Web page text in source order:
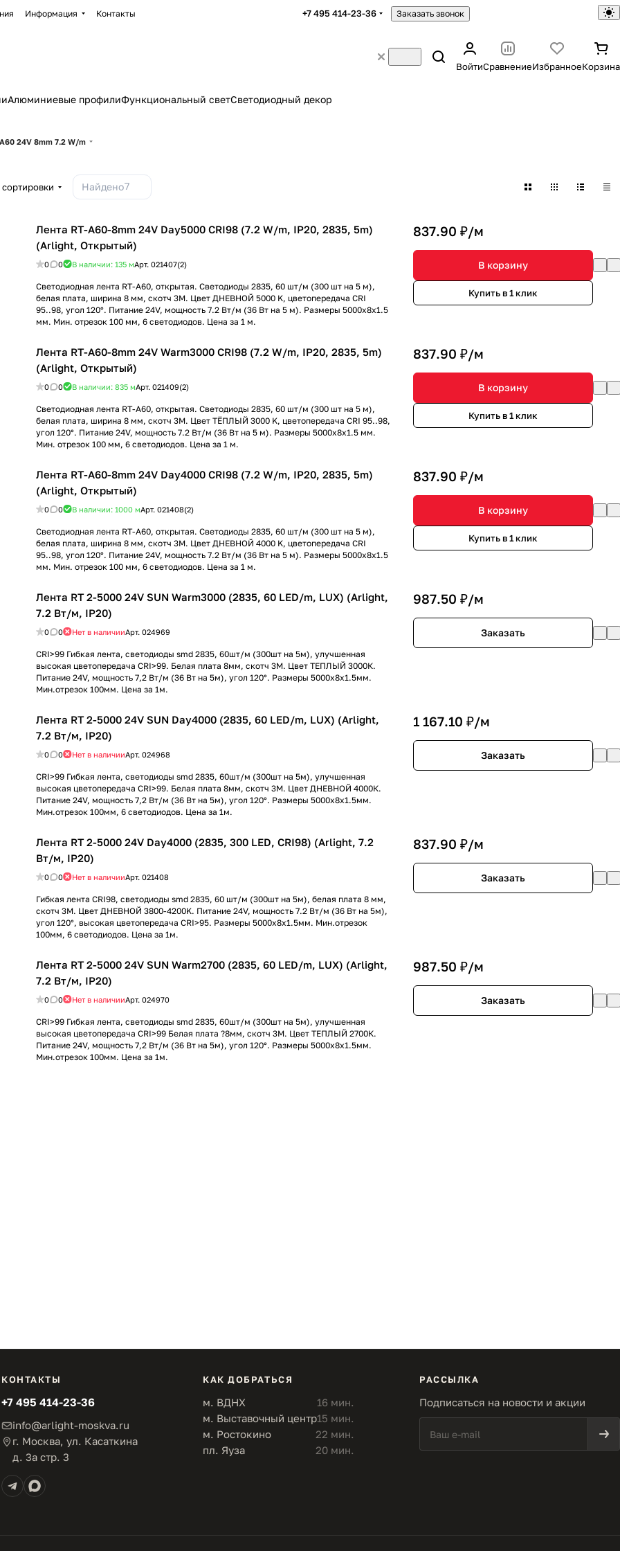
Информация Контакты +7 495 414-23-36 Заказать звонок
ВойтиСравнениеИзбранноеКорзина
Алюминиевые профилиФункциональный светСветодиодный декор
A60 24V 8mm 7.2 W/m
Найдено7
Лента RT-A60-8mm 24V Day5000 CRI98 (7.2 W/m, IP20, 2835, 5m)
(Arlight, Открытый)
0 0 В наличии: 135 мАрт. 021407(2)
Светодиодная лента RT-A60, открытая. Светодиоды 2835, 60 шт/м (300 шт на 5 м),
белая плата, ширина 8 мм, скотч 3M. Цвет ДНЕВНОЙ 5000 K, цветопередача CRI
95..98, угол 120°. Питание 24V, мощность 7.2 Вт/м (36 Вт на 5 м). Размеры 5000x8x1.5
мм. Мин. отрезок 100 мм, 6 светодиодов. Цена за 1 м.
837.90 ₽/м
В корзину
Купить в 1 клик
Лента RT-A60-8mm 24V Warm3000 CRI98 (7.2 W/m, IP20, 2835, 5m)
(Arlight, Открытый)
0 0 В наличии: 835 мАрт. 021409(2)
Светодиодная лента RT-A60, открытая. Светодиоды 2835, 60 шт/м (300 шт на 5 м),
белая плата, ширина 8 мм, скотч 3M. Цвет ТЁПЛЫЙ 3000 K, цветопередача CRI 95..98,
угол 120°. Питание 24V, мощность 7.2 Вт/м (36 Вт на 5 м). Размеры 5000x8x1.5 мм.
Мин. отрезок 100 мм, 6 светодиодов. Цена за 1 м.
837.90 ₽/м
В корзину
Купить в 1 клик
Лента RT-A60-8mm 24V Day4000 CRI98 (7.2 W/m, IP20, 2835, 5m)
(Arlight, Открытый)
0 0 В наличии: 1000 мАрт. 021408(2)
Светодиодная лента RT-A60, открытая. Светодиоды 2835, 60 шт/м (300 шт на 5 м),
белая плата, ширина 8 мм, скотч 3M. Цвет ДНЕВНОЙ 4000 K, цветопередача CRI
95..98, угол 120°. Питание 24V, мощность 7.2 Вт/м (36 Вт на 5 м). Размеры 5000x8x1.5
мм. Мин. отрезок 100 мм, 6 светодиодов. Цена за 1 м.
837.90 ₽/м
В корзину
Купить в 1 клик
Лента RT 2-5000 24V SUN Warm3000 (2835, 60 LED/m, LUX) (Arlight,
7.2 Вт/м, IP20)
0 0 Нет в наличииАрт. 024969
CRI>99 Гибкая лента, светодиоды smd 2835, 60шт/м (300шт на 5м), улучшенная
высокая цветопередача CRI>99. Белая плата 8мм, скотч 3М. Цвет ТЕПЛЫЙ 3000К.
Питание 24V, мощность 7,2 Вт/м (36 Вт на 5м), угол 120°. Размеры 5000х8х1.5мм.
Мин.отрезок 100мм. Цена за 1м.
987.50 ₽/м
Заказать
Лента RT 2-5000 24V SUN Day4000 (2835, 60 LED/m, LUX) (Arlight,
7.2 Вт/м, IP20)
0 0 Нет в наличииАрт. 024968
CRI>99 Гибкая лента, светодиоды smd 2835, 60шт/м (300шт на 5м), улучшенная
высокая цветопередача CRI>99. Белая плата 8мм, скотч 3М. Цвет ДНЕВНОЙ 4000К.
Питание 24V, мощность 7,2 Вт/м (36 Вт на 5м), угол 120°. Размеры 5000х8х1.5мм.
Мин.отрезок 100мм, 6 светодиодов. Цена за 1м.
1 167.10 ₽/м
Заказать
Лента RT 2-5000 24V Day4000 (2835, 300 LED, CRI98) (Arlight, 7.2
Вт/м, IP20)
0 0 Нет в наличииАрт. 021408
Гибкая лента CRI98, светодиоды smd 2835, 60 шт/м (300шт на 5м), белая плата 8 мм,
скотч 3М. Цвет ДНЕВНОЙ 3800-4200K. Питание 24V, мощность 7.2 Вт/м (36 Вт на 5м),
угол 120°, высокая цветопередача CRI>95. Размеры 5000х8x1.5мм. Мин.отрезок
100мм, 6 светодиодов. Цена за 1м.
837.90 ₽/м
Заказать
Лента RT 2-5000 24V SUN Warm2700 (2835, 60 LED/m, LUX) (Arlight,
7.2 Вт/м, IP20)
0 0 Нет в наличииАрт. 024970
CRI>99 Гибкая лента, светодиоды smd 2835, 60шт/м (300шт на 5м), улучшенная
высокая цветопередача CRI>99 Белая плата ?8мм, скотч 3М. Цвет ТЕПЛЫЙ 2700К.
Питание 24V, мощность 7,2 Вт/м (36 Вт на 5м), угол 120°. Размеры 5000х8х1.5мм.
Мин.отрезок 100мм. Цена за 1м.
987.50 ₽/м
Заказать
КОНТАКТЫ
+7 495 414-23-36
info@arlight-moskva.ru
г. Москва, ул. Касаткина
д. 3а стр. 3
КАК ДОБРАТЬСЯ
м. ВДНХ
16 мин.
м. Выставочный центр15 мин.
м. Ростокино
22 мин.
пл. Яуза
20 мин.
РАССЫЛКА
Подписаться на новости и акции